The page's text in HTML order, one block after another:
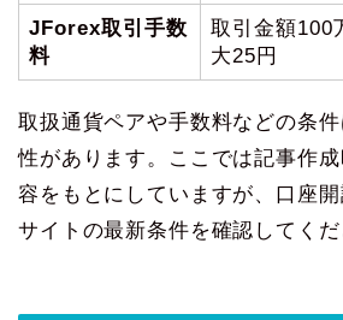
JForex取引手数
料
取引金額100
大25円
取扱通貨ペアや手数料などの条
性があります。ここでは記事作
容をもとにしていますが、口座
サイトの最新条件を確認してくだ